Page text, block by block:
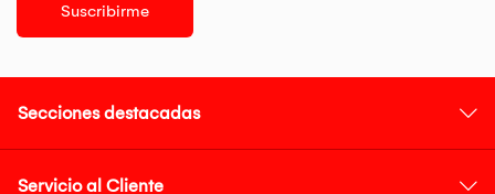
Suscribirme
Secciones destacadas
Servicio al Cliente